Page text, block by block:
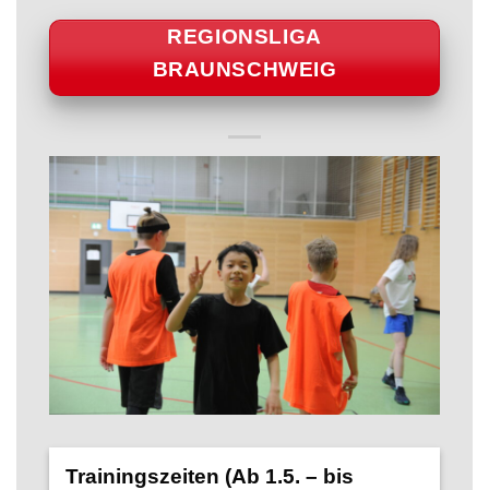
REGIONSLIGA
BRAUNSCHWEIG
Trainingszeiten (Ab 1.5. – bis